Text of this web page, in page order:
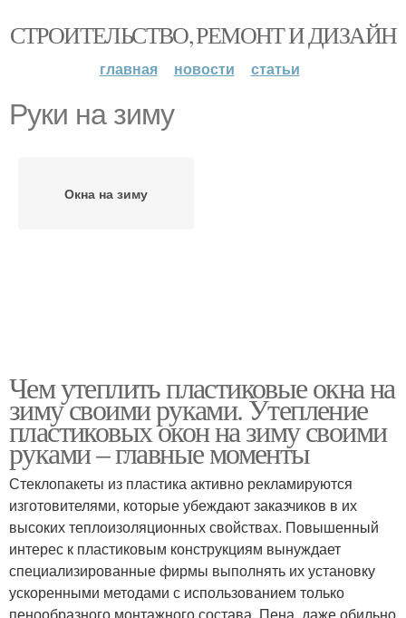
СТРОИТЕЛЬСТВО, РЕМОНТ И ДИЗАЙН
главная новости статьи
Руки на зиму
Окна на зиму
Чем утеплить пластиковые окна на
зиму своими руками. Утепление
пластиковых окон на зиму своими
руками – главные моменты
Стеклопакеты из пластика активно рекламируются
изготовителями, которые убеждают заказчиков в их
высоких теплоизоляционных свойствах. Повышенный
интерес к пластиковым конструкциям вынуждает
специализированные фирмы выполнять их установку
ускоренными методами с использованием только